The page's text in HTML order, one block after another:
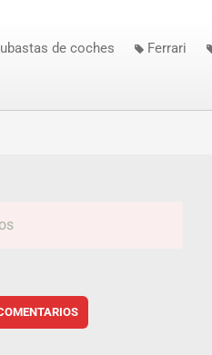
de coches Ferrari